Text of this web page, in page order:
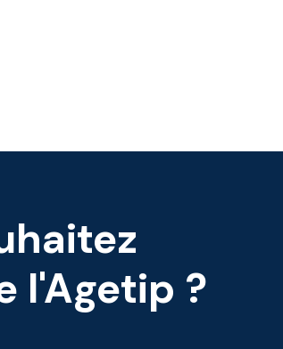
l'Agetip ?